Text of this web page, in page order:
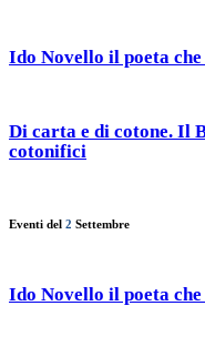
Ido Novello il poeta
Di carta e di cotone. Il
cotonifici
Eventi del 2 Settembre
Ido Novello il poeta